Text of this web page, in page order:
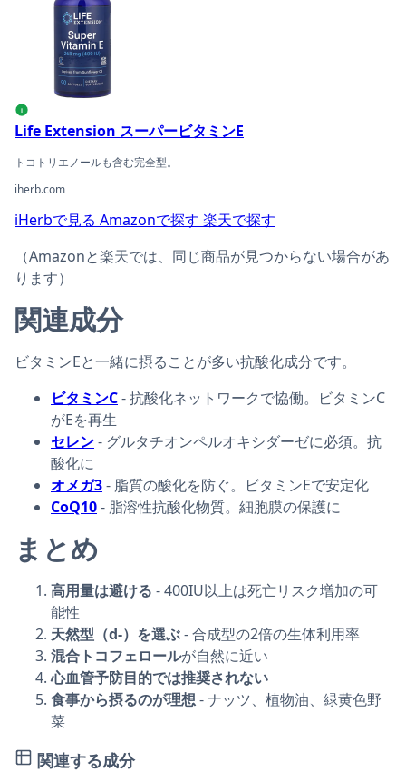
i
Life Extension スーパービタミンE
トコトリエノールも含む完全型。
iherb.com
iHerbで見る Amazonで探す 楽天で探す
（Amazonと楽天では、同じ商品が見つからない場合があ
ります）
関連成分
ビタミンEと一緒に摂ることが多い抗酸化成分です。
ビタミンC- 抗酸化ネットワークで協働。ビタミンC
がEを再生
セレン- グルタチオンペルオキシダーゼに必須。抗
酸化に
オメガ3- 脂質の酸化を防ぐ。ビタミンEで安定化
CoQ10- 脂溶性抗酸化物質。細胞膜の保護に
まとめ
高用量は避ける - 400IU以上は死亡リスク増加の可
能性
天然型（d-）を選ぶ- 合成型の2倍の生体利用率
混合トコフェロールが自然に近い
心血管予防目的では推奨されない
食事から摂るのが理想- ナッツ、植物油、緑黄色野
菜
関連する成分